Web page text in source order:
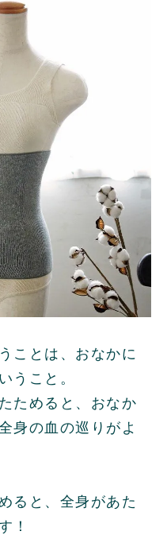
ことは、おなかに
うこと。
ためると、おなか
身の血の巡りがよ
ると、全身があた
！